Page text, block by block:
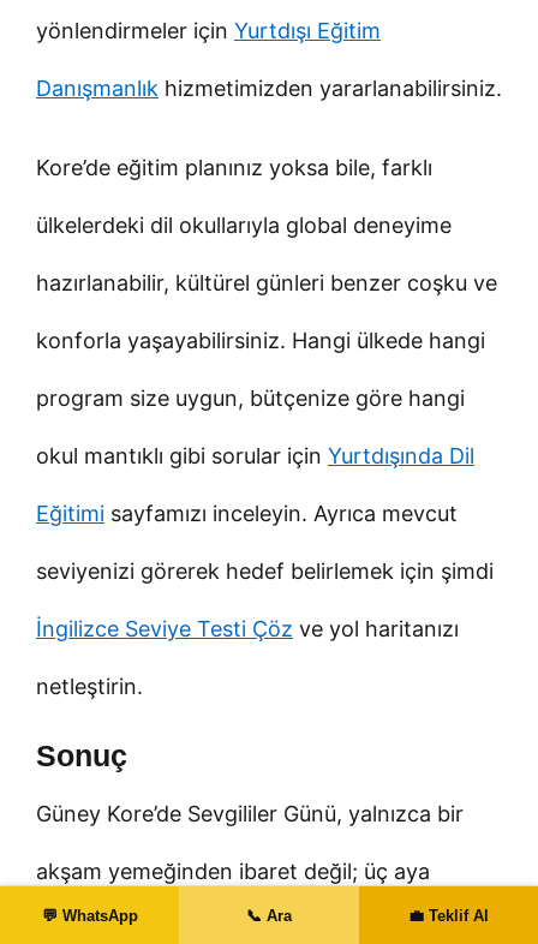
yönlendirmeler için Yurtdışı Eğitim
Danışmanlık hizmetimizden yararlanabilirsiniz.
Kore’de eğitim planınız yoksa bile, farklı
ülkelerdeki dil okullarıyla global deneyime
hazırlanabilir, kültürel günleri benzer coşku ve
konforla yaşayabilirsiniz. Hangi ülkede hangi
program size uygun, bütçenize göre hangi
okul mantıklı gibi sorular için Yurtdışında Dil
Eğitimi sayfamızı inceleyin. Ayrıca mevcut
seviyenizi görerek hedef belirlemek için şimdi
İngilizce Seviye Testi Çöz ve yol haritanızı
netleştirin.
Sonuç
Güney Kore’de Sevgililer Günü, yalnızca bir
akşam yemeğinden ibaret değil; üç aya
yayılan bir romantizm kültürü ve şehir
💬 WhatsApp 📞 Ara 💼 Teklif Al